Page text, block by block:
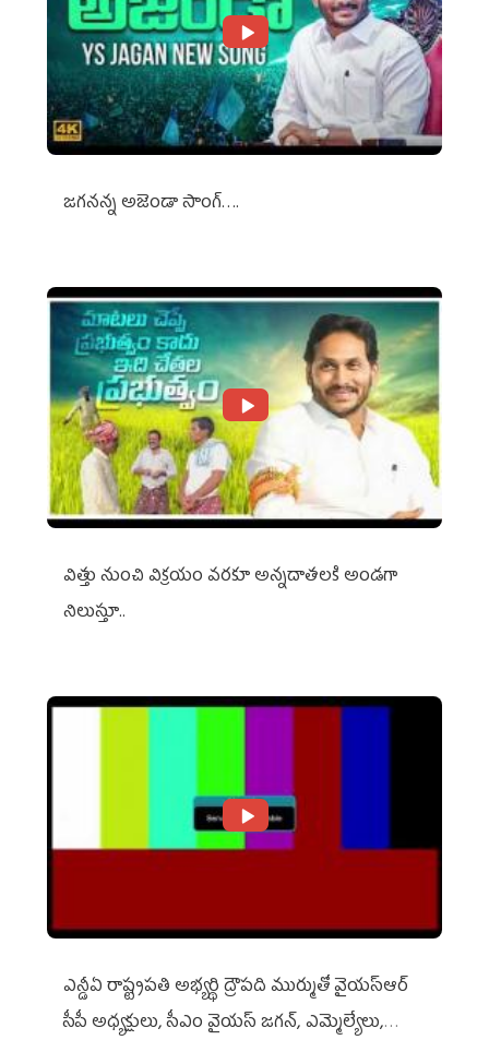
జగనన్న అజెండా సాంగ్….
విత్తు నుంచి విక్రయం వరకూ అన్నదాతలకి అండగా
నిలుస్తూ..
ఎన్డీఏ రాష్ట్ర‌ప‌తి అభ్య‌ర్థి ద్రౌప‌ది ముర్ముతో వైయ‌స్ఆర్
సీపీ అధ్య‌క్షులు, సీఎం వైయ‌స్ జ‌గ‌న్, ఎమ్మెల్యేలు,